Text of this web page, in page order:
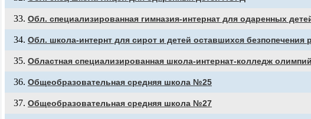
Обл. специализированная гимназия-интернат для одаренных
Обл. школа-интернт для сирот и детей оставшихся безпопечения
Областная специализированная школа-интернат-колледж
Общеобразовательная средняя школа №25
Общеобразовательная средняя школа №27